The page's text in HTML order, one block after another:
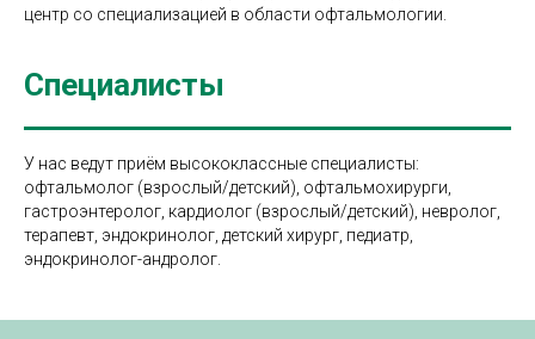
центр со специализацией в области офтальмологии.
Специалисты
У нас ведут приём высококлассные специалисты:
офтальмолог (взрослый/детский), офтальмохирурги,
гастроэнтеролог, кардиолог (взрослый/детский), невролог,
терапевт, эндокринолог, детский хирург, педиатр,
эндокринолог-андролог.